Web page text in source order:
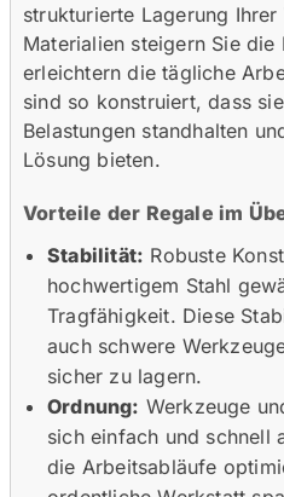
strukturierte Lagerung Ihrer
Materialien steigern Sie die
erleichtern die tägliche
sind so konstruiert, dass
Belastungen standhalten
Lösung bieten.
Vorteile der Regale im
Stabilität: Robuste
hochwertigem Stahl
Tragfähigkeit. Diese
auch schwere
sicher zu lagern.
Ordnung: Werkzeuge
sich einfach und schnell
die Arbeitsabläufe